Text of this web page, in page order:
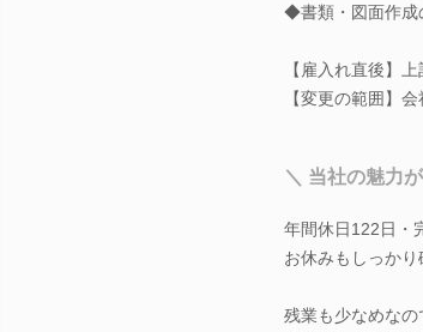
◆書類・図面作成
【雇入れ直後】
【変更の範囲】
＼ 当社の魅力
年間休日122日・
お休みもしっかり
残業も少なめなの